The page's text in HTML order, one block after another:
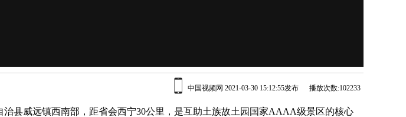
中国视频网 2021-03-30 15:12:55发布 播放次数:102233
威远镇西南部，距省会西宁30公里，是互助土族故土园国家AAAA级景区的核心